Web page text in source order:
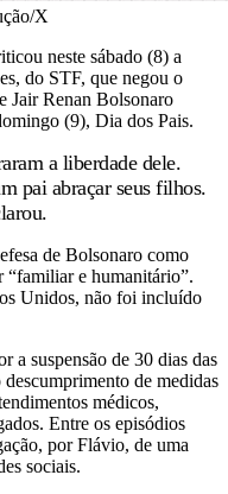
X
neste sábado (8) a
do STF, que negou o
Jair Renan Bolsonaro
(9), Dia dos Pais.
a liberdade dele.
pai abraçar seus filhos.
de Bolsonaro como
“familiar e humanitário”.
Unidos, não foi incluído
a suspensão de 30 dias das
de medidas
médicos,
Entre os episódios
por Flávio, de uma
sociais.